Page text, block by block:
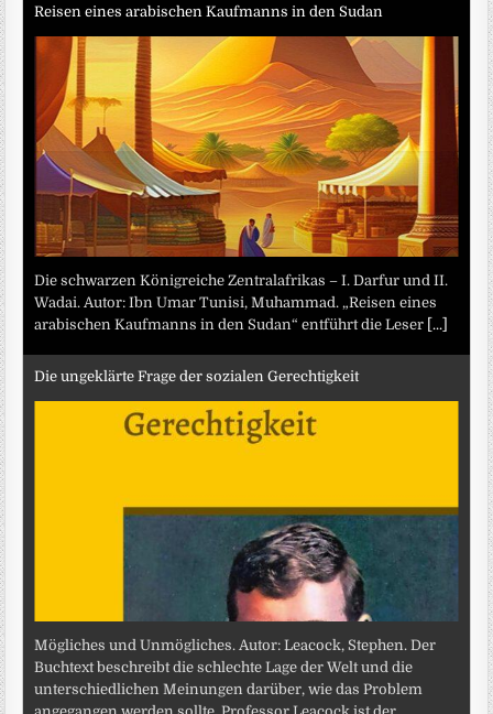
Reisen eines arabischen Kaufmanns in den Sudan
Die schwarzen Königreiche Zentralafrikas – I. Darfur und II.
Wadai. Autor: Ibn Umar Tunisi, Muhammad. „Reisen eines
arabischen Kaufmanns in den Sudan“ entführt die Leser [...]
Die ungeklärte Frage der sozialen Gerechtigkeit
Mögliches und Unmögliches. Autor: Leacock, Stephen. Der
Buchtext beschreibt die schlechte Lage der Welt und die
unterschiedlichen Meinungen darüber, wie das Problem